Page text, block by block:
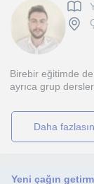
Birebir eğitimde
ayrıca grup
daha